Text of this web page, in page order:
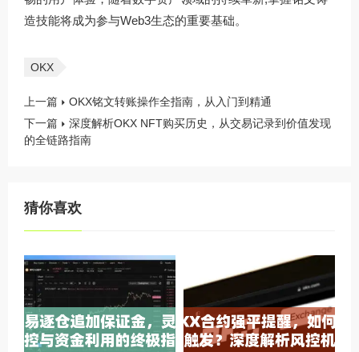
造技能将成为参与Web3生态的重要基础。
OKX
上一篇
OKX铭文转账操作全指南，从入门到精通
下一篇
深度解析OKX NFT购买历史，从交易记录到价值发现
的全链路指南
猜你喜欢